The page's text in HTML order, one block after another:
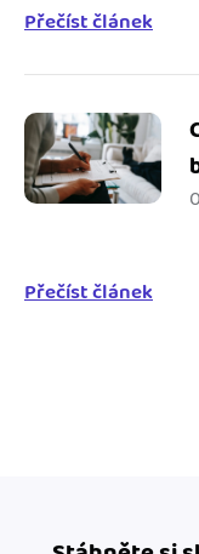
Přečíst článek
Přečíst článek